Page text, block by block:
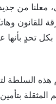
معلنا من
للقانون
بكل تحدٍ
هذه السلطة
المثقلة